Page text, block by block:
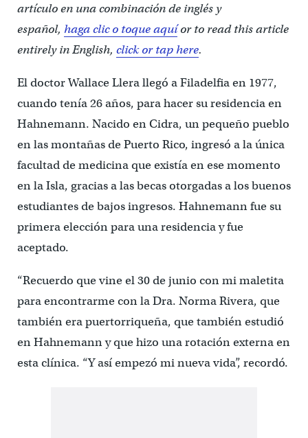
artículo en una combinación de inglés y
español, haga clic o toque aquíor to read this article
entirely in English, click or tap here.
El doctor Wallace Llera llegó a Filadelfia en 1977,
cuando tenía 26 años, para hacer su residencia en
Hahnemann. Nacido en Cidra, un pequeño pueblo
en las montañas de Puerto Rico, ingresó a la única
facultad de medicina que existía en ese momento
en la Isla, gracias a las becas otorgadas a los buenos
estudiantes de bajos ingresos. Hahnemann fue su
primera elección para una residencia y fue
aceptado.
“Recuerdo que vine el 30 de junio con mi maletita
para encontrarme con la Dra. Norma Rivera, que
también era puertorriqueña, que también estudió
en Hahnemann y que hizo una rotación externa en
esta clínica. “Y así empezó mi nueva vida”, recordó.